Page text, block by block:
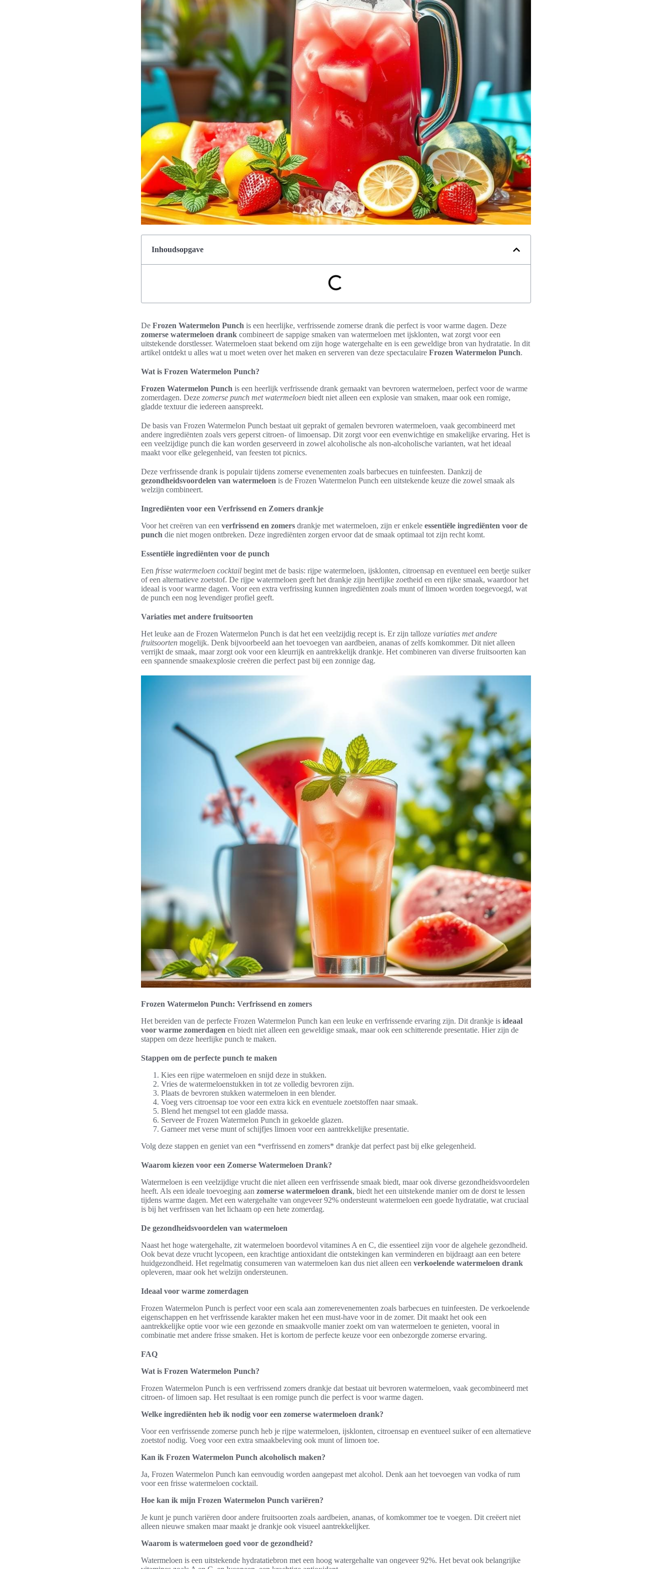
Inhoudsopgave
De Frozen Watermelon Punch is een heerlijke, verfrissende zomerse drank die perfect is voor warme dagen. Deze
zomerse watermeloen drank combineert de sappige smaken van watermeloen met ijsklonten, wat zorgt voor een
uitstekende dorstlesser. Watermeloen staat bekend om zijn hoge watergehalte en is een geweldige bron van hydratatie. In dit
artikel ontdekt u alles wat u moet weten over het maken en serveren van deze spectaculaire Frozen Watermelon Punch.
Wat is Frozen Watermelon Punch?
Frozen Watermelon Punch is een heerlijk verfrissende drank gemaakt van bevroren watermeloen, perfect voor de warme
zomerdagen. Deze zomerse punch met watermeloen biedt niet alleen een explosie van smaken, maar ook een romige,
gladde textuur die iedereen aanspreekt.
De basis van Frozen Watermelon Punch bestaat uit geprakt of gemalen bevroren watermeloen, vaak gecombineerd met
andere ingrediënten zoals vers geperst citroen- of limoensap. Dit zorgt voor een evenwichtige en smakelijke ervaring. Het is
een veelzijdige punch die kan worden geserveerd in zowel alcoholische als non-alcoholische varianten, wat het ideaal
maakt voor elke gelegenheid, van feesten tot picnics.
Deze verfrissende drank is populair tijdens zomerse evenementen zoals barbecues en tuinfeesten. Dankzij de
gezondheidsvoordelen van watermeloen is de Frozen Watermelon Punch een uitstekende keuze die zowel smaak als
welzijn combineert.
Ingrediënten voor een Verfrissend en Zomers drankje
Voor het creëren van een verfrissend en zomers drankje met watermeloen, zijn er enkele essentiële ingrediënten voor de
punch die niet mogen ontbreken. Deze ingrediënten zorgen ervoor dat de smaak optimaal tot zijn recht komt.
Essentiële ingrediënten voor de punch
Een frisse watermeloen cocktail begint met de basis: rijpe watermeloen, ijsklonten, citroensap en eventueel een beetje suiker
of een alternatieve zoetstof. De rijpe watermeloen geeft het drankje zijn heerlijke zoetheid en een rijke smaak, waardoor het
ideaal is voor warme dagen. Voor een extra verfrissing kunnen ingrediënten zoals munt of limoen worden toegevoegd, wat
de punch een nog levendiger profiel geeft.
Variaties met andere fruitsoorten
Het leuke aan de Frozen Watermelon Punch is dat het een veelzijdig recept is. Er zijn talloze variaties met andere
fruitsoorten mogelijk. Denk bijvoorbeeld aan het toevoegen van aardbeien, ananas of zelfs komkommer. Dit niet alleen
verrijkt de smaak, maar zorgt ook voor een kleurrijk en aantrekkelijk drankje. Het combineren van diverse fruitsoorten kan
een spannende smaakexplosie creëren die perfect past bij een zonnige dag.
Frozen Watermelon Punch: Verfrissend en zomers
Het bereiden van de perfecte Frozen Watermelon Punch kan een leuke en verfrissende ervaring zijn. Dit drankje is ideaal
voor warme zomerdagen en biedt niet alleen een geweldige smaak, maar ook een schitterende presentatie. Hier zijn de
stappen om deze heerlijke punch te maken.
Stappen om de perfecte punch te maken
Kies een rijpe watermeloen en snijd deze in stukken.
Vries de watermeloenstukken in tot ze volledig bevroren zijn.
Plaats de bevroren stukken watermeloen in een blender.
Voeg vers citroensap toe voor een extra kick en eventuele zoetstoffen naar smaak.
Blend het mengsel tot een gladde massa.
Serveer de Frozen Watermelon Punch in gekoelde glazen.
Garneer met verse munt of schijfjes limoen voor een aantrekkelijke presentatie.
Volg deze stappen en geniet van een *verfrissend en zomers* drankje dat perfect past bij elke gelegenheid.
Waarom kiezen voor een Zomerse Watermeloen Drank?
Watermeloen is een veelzijdige vrucht die niet alleen een verfrissende smaak biedt, maar ook diverse gezondheidsvoordelen
heeft. Als een ideale toevoeging aan zomerse watermeloen drank, biedt het een uitstekende manier om de dorst te lessen
tijdens warme dagen. Met een watergehalte van ongeveer 92% ondersteunt watermeloen een goede hydratatie, wat cruciaal
is bij het verfrissen van het lichaam op een hete zomerdag.
De gezondheidsvoordelen van watermeloen
Naast het hoge watergehalte, zit watermeloen boordevol vitamines A en C, die essentieel zijn voor de algehele gezondheid.
Ook bevat deze vrucht lycopeen, een krachtige antioxidant die ontstekingen kan verminderen en bijdraagt aan een betere
huidgezondheid. Het regelmatig consumeren van watermeloen kan dus niet alleen een verkoelende watermeloen drank
opleveren, maar ook het welzijn ondersteunen.
Ideaal voor warme zomerdagen
Frozen Watermelon Punch is perfect voor een scala aan zomerevenementen zoals barbecues en tuinfeesten. De verkoelende
eigenschappen en het verfrissende karakter maken het een must-have voor in de zomer. Dit maakt het ook een
aantrekkelijke optie voor wie een gezonde en smaakvolle manier zoekt om van watermeloen te genieten, vooral in
combinatie met andere frisse smaken. Het is kortom de perfecte keuze voor een onbezorgde zomerse ervaring.
FAQ
Wat is Frozen Watermelon Punch?
Frozen Watermelon Punch is een verfrissend zomers drankje dat bestaat uit bevroren watermeloen, vaak gecombineerd met
citroen- of limoen sap. Het resultaat is een romige punch die perfect is voor warme dagen.
Welke ingrediënten heb ik nodig voor een zomerse watermeloen drank?
Voor een verfrissende zomerse punch heb je rijpe watermeloen, ijsklonten, citroensap en eventueel suiker of een alternatieve
zoetstof nodig. Voeg voor een extra smaakbeleving ook munt of limoen toe.
Kan ik Frozen Watermelon Punch alcoholisch maken?
Ja, Frozen Watermelon Punch kan eenvoudig worden aangepast met alcohol. Denk aan het toevoegen van vodka of rum
voor een frisse watermeloen cocktail.
Hoe kan ik mijn Frozen Watermelon Punch variëren?
Je kunt je punch variëren door andere fruitsoorten zoals aardbeien, ananas, of komkommer toe te voegen. Dit creëert niet
alleen nieuwe smaken maar maakt je drankje ook visueel aantrekkelijker.
Waarom is watermeloen goed voor de gezondheid?
Watermeloen is een uitstekende hydratatiebron met een hoog watergehalte van ongeveer 92%. Het bevat ook belangrijke